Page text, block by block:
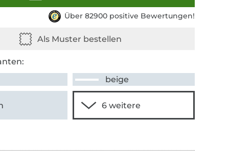
Über 82900 positive Bewertungen!
beige